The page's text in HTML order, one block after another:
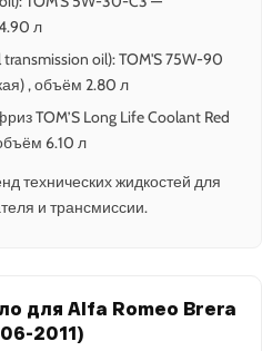
л
transmission oil): TOM'S 75W-90
, объём 2.80 л
TOM’S Long Life Coolant Red
6.10 л
технических жидкостей для
и трансмиссии.
для Alfa Romeo Brera
2011)